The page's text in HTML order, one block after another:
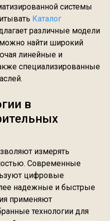
системы
Каталог
различные модели
найти широкий
линейные и
специализированные
в
измерять
Современные
цифровые
надежные и быстрые
применяют
технологии для